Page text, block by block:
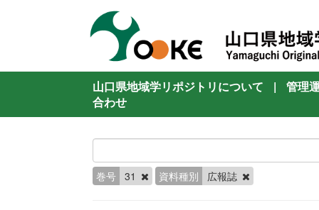
山口県地域学リポジトリについて |
管理
合わせ
巻号 31 資料種別 広報誌